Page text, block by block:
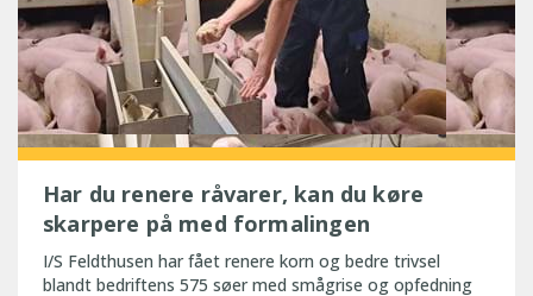
Har du renere råvarer, kan du køre
skarpere på med formalingen
I/S Feldthusen har fået renere korn og bedre trivsel
blandt bedriftens 575 søer med smågrise og opfedning